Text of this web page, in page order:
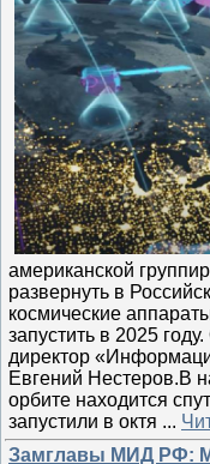
американской
развернуть в
космические
запустить в 2025
директор
Евгений Нестеров.В
орбите находится
запустили в октя ...
Замглавы МИД РФ: